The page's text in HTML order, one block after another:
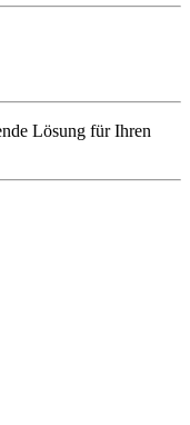
Lösung für Ihren